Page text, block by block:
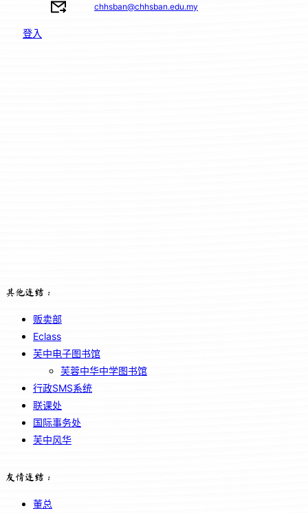
chhsban@chhsban.edu.my
登入
其他连结：
贩卖部
Eclass
芙中电子图书馆
芙蓉中华中学图书馆
行政SMS系统
联课处
国际事务处
芙中风华
友情连结：
董总